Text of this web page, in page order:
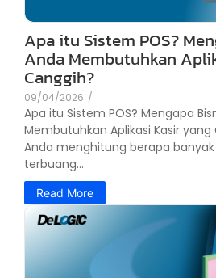
Apa itu Sistem POS?
Anda Membutuhkan
Canggih?
09/04/2026 /
Apa itu Sistem POS? Mengapa
Membutuhkan Aplikasi Kasir
Anda menghitung berapa
terbuang...
Read More